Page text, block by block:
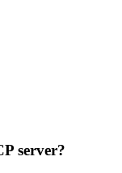
server?